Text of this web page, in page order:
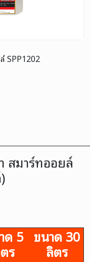
SPP1202
สมาร์ทออยล์
ด 5
ร
ขนาด 30
ลิตร